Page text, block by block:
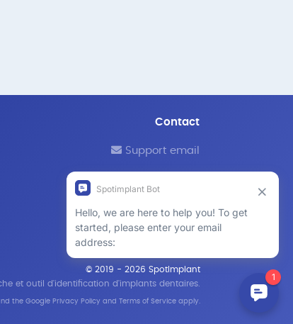
Contact
Support email
© 2019 - 2026 SpotImplant
et outil d'identification d'implants dentaires.
the Google Privacy Policy and Terms of Serviceapply.